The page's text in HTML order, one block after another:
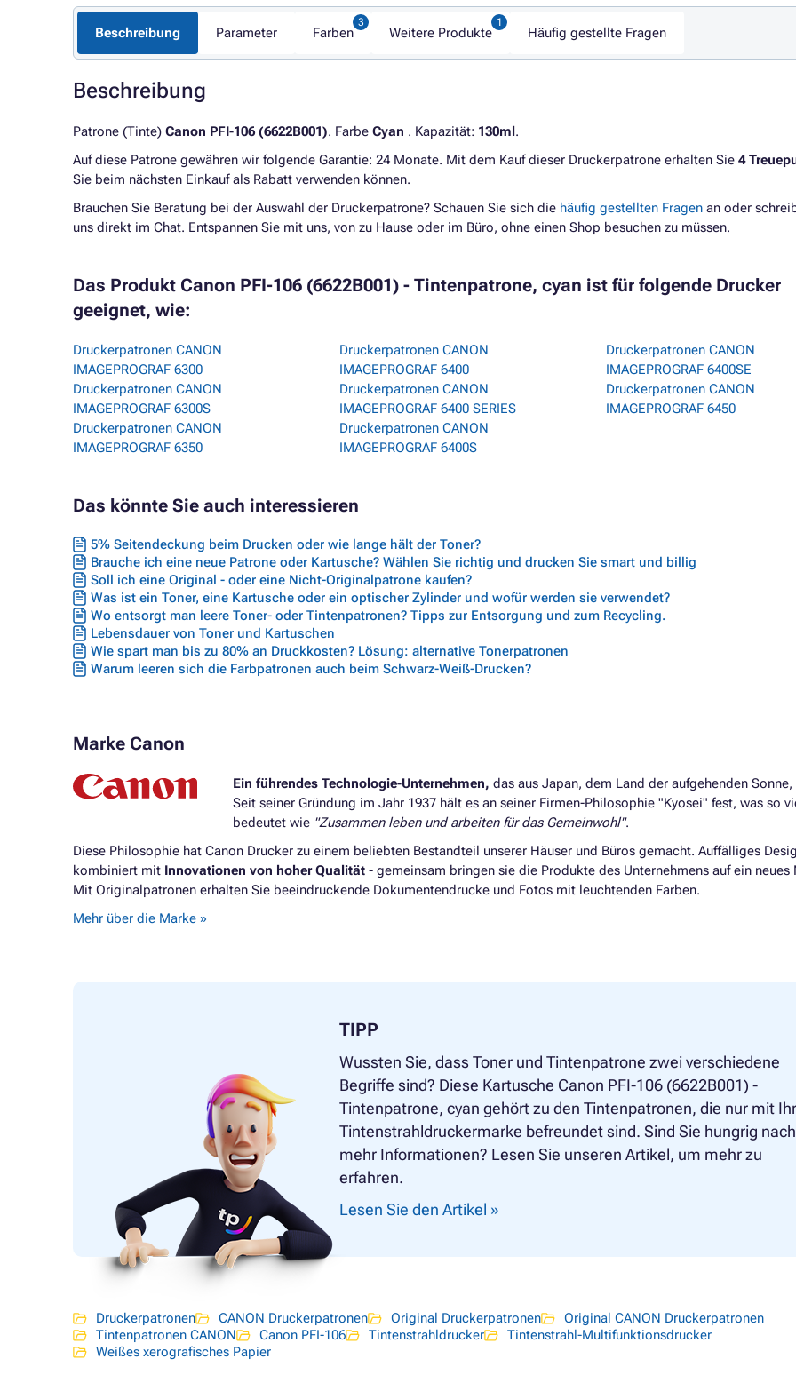
Beschreibung Parameter Farben Weitere Produkte Häufig gestellte Fragen
Beschreibung
Patrone (Tinte) Canon PFI-106 (6622B001). Farbe Cyan . Kapazität: 130ml.
Auf diese Patrone gewähren wir folgende Garantie: 24 Monate. Mit dem Kauf dieser Druckerpatrone erhalten Sie 4
Sie beim nächsten Einkauf als Rabatt verwenden können.
Brauchen Sie Beratung bei der Auswahl der Druckerpatrone? Schauen Sie sich die häufig gestellten Fragen an oder
uns direkt im Chat. Entspannen Sie mit uns, von zu Hause oder im Büro, ohne einen Shop besuchen zu müssen.
Das Produkt Canon PFI-106 (6622B001) - Tintenpatrone, cyan ist für folgende Drucker
geeignet, wie:
Druckerpatronen CANON
IMAGEPROGRAF 6300
Druckerpatronen CANON
IMAGEPROGRAF 6300S
Druckerpatronen CANON
IMAGEPROGRAF 6350
Druckerpatronen CANON
IMAGEPROGRAF 6400
Druckerpatronen CANON
IMAGEPROGRAF 6400 SERIES
Druckerpatronen CANON
IMAGEPROGRAF 6400S
Druckerpatronen CANON
IMAGEPROGRAF 6400SE
Druckerpatronen CANON
IMAGEPROGRAF 6450
Das könnte Sie auch interessieren
5% Seitendeckung beim Drucken oder wie lange hält der Toner?
Brauche ich eine neue Patrone oder Kartusche? Wählen Sie richtig und drucken Sie smart und billig
Soll ich eine Original - oder eine Nicht-Originalpatrone kaufen?
Was ist ein Toner, eine Kartusche oder ein optischer Zylinder und wofür werden sie verwendet?
Wo entsorgt man leere Toner- oder Tintenpatronen? Tipps zur Entsorgung und zum Recycling.
Lebensdauer von Toner und Kartuschen
Wie spart man bis zu 80% an Druckkosten? Lösung: alternative Tonerpatronen
Warum leeren sich die Farbpatronen auch beim Schwarz-Weiß-Drucken?
Marke Canon
Ein führendes Technologie-Unternehmen, das aus Japan, dem Land der aufgehenden
Seit seiner Gründung im Jahr 1937 hält es an seiner Firmen-Philosophie "Kyosei" fest, was so
bedeutet wie "Zusammen leben und arbeiten für das Gemeinwohl".
Diese Philosophie hat Canon Drucker zu einem beliebten Bestandteil unserer Häuser und Büros gemacht. Auffälliges
kombiniert mit Innovationen von hoher Qualität - gemeinsam bringen sie die Produkte des Unternehmens auf ein neues
Mit Originalpatronen erhalten Sie beeindruckende Dokumentendrucke und Fotos mit leuchtenden Farben.
Mehr über die Marke »
TIPP
Wussten Sie, dass Toner und Tintenpatrone zwei verschiedene
Begriffe sind? Diese Kartusche Canon PFI-106 (6622B001) -
Tintenpatrone, cyan gehört zu den Tintenpatronen, die nur mit
Tintenstrahldruckermarke befreundet sind. Sind Sie hungrig nach
mehr Informationen? Lesen Sie unseren Artikel, um mehr zu
erfahren.
Lesen Sie den Artikel »
Druckerpatronen CANON Druckerpatronen Original Druckerpatronen
Original CANON Druckerpatronen
Tintenpatronen CANON
Canon PFI-106 Tintenstrahldrucker
Tintenstrahl-Multifunktionsdrucker
Weißes xerografisches Papier